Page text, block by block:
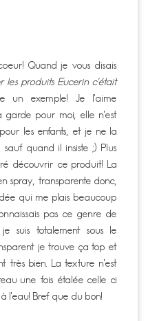
Quand je vous disais
les produits Eucerin c’était
un exemple! Je l’aime
pour moi, elle n’est
les enfants, et je ne la
quand il insiste ;) Plus
découvrir ce produit! La
spray, transparente donc,
qui me plais beaucoup
pas ce genre de
suis totalement sous le
je trouve ça top et
très bien. La texture n’est
une fois étalée celle ci
l’eau! Bref que du bon!